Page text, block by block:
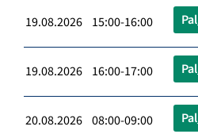
19.08.2026 15:00-16:00
19.08.2026 16:00-17:00
20.08.2026 08:00-09:00